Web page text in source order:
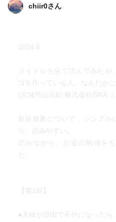
chiir0さん
2024.6.
タイトルを見て読んでみたが
ゴを作っている人。なんだか
(宮城県山元町 株式会社GRA ミ
新規就農について、シンプル
り、読みやすい。
読みながら、お金の勉強を
た。
【第1部】
●天候が原因で不作になったら…